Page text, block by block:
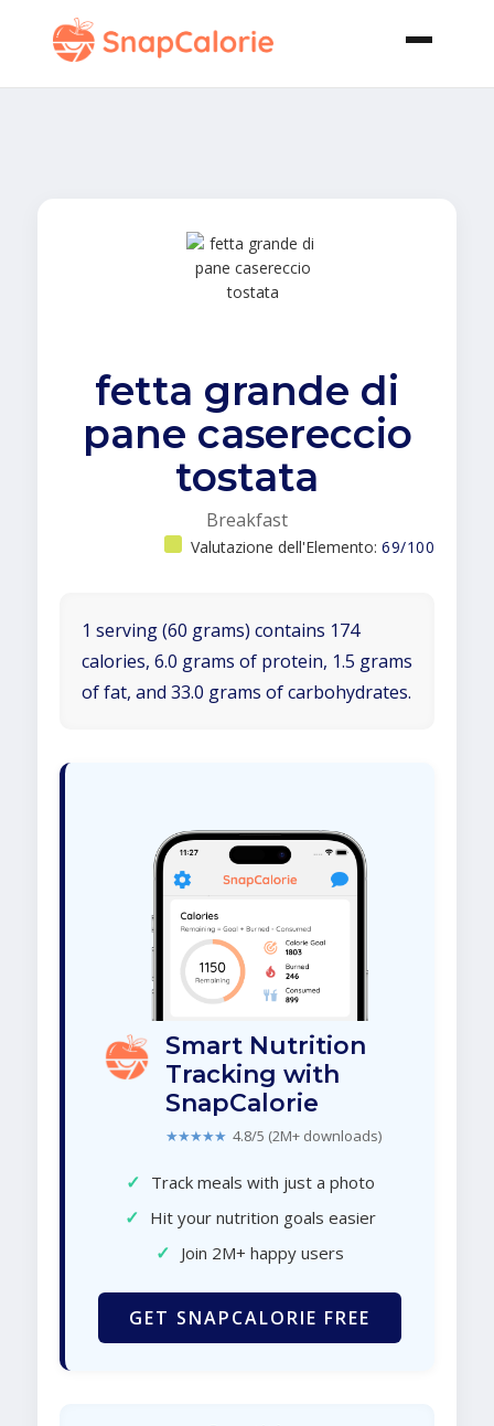
fetta grande di
pane casereccio
tostata
Breakfast
Valutazione dell'Elemento: 69/100
1 serving (60 grams) contains 174
calories, 6.0 grams of protein, 1.5 grams
of fat, and 33.0 grams of carbohydrates.
Smart Nutrition
Tracking with
SnapCalorie
★★★★★ 4.8/5 (2M+ downloads)
✓ Track meals with just a photo
✓ Hit your nutrition goals easier
✓ Join 2M+ happy users
GET SNAPCALORIE FREE